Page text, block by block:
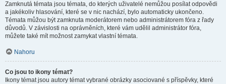
Zamknutá témata jsou témata, do kterých uživatelé nemůžou posílat odpovědi
a jakékoliv hlasování, které se v nic nachází, bylo automaticky ukončeno.
Témata můžou být zamknuta moderátorem nebo administrátorem fóra z řady
důvodů. V závislosti na oprávněních, které vám udělil administrátor fóra,
můžete také mít možnost zamykat vlastní témata.
Nahoru
Co jsou to ikony témat?
Ikony témat jsou autory témat vybrané obrázky asociované s příspěvky, které